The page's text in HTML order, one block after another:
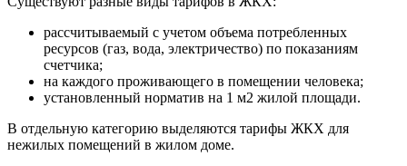
рассчитываемый с учетом объема потребленных
ресурсов (газ, вода, электричество) по показаниям
счетчика;
на каждого проживающего в помещении человека;
установленный норматив на 1 м2 жилой площади.
В отдельную категорию выделяются тарифы ЖКХ для
нежилых помещений в жилом доме.